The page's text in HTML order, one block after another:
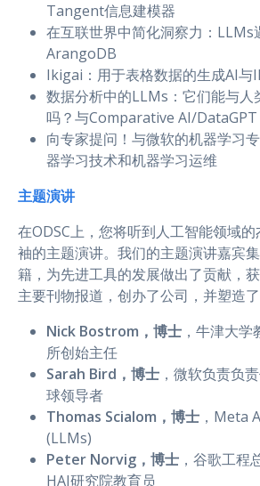
Tangent信息建模器
在互联世界中简化洞察力：LLMs
ArangoDB
Ikigai：用于表格数据的生成AI与
数据分析中的LLMs：它们能与人
吗？与Comparative AI/DataGPT
向专家提问！与微软的机器学习
器学习技术和机器学习运维
主题演讲
在ODSC上，您将听到人工智能领域
袖的主题演讲。我们的主题演讲嘉宾
籍，为先进工具的发展做出了贡献，
主要刊物报道，创办了公司，并塑造
Nick Bostrom，博士 ，牛津大
所创始主任
Sarah Bird，博士 ，微软负责负
球领导者
Thomas Scialom，博士 ，Meta
(LLMs)
Peter Norvig，博士 ，谷歌工
HAI研究院教育员